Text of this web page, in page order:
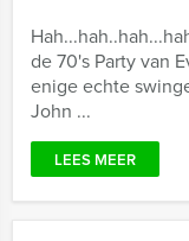
de 70's Party van
enige echte
John ...
LEES MEER